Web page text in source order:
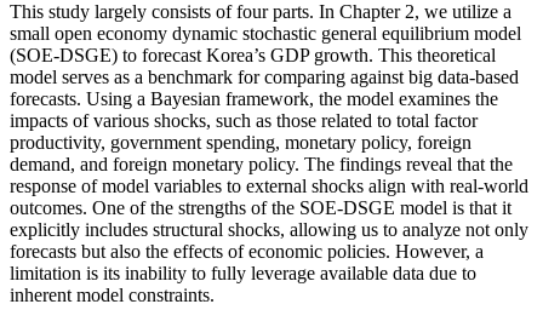
This study largely consists of four parts. In Chapter 2, we utilize a
small open economy dynamic stochastic general equilibrium model
(SOE-DSGE) to forecast Korea’s GDP growth. This theoretical
model serves as a benchmark for comparing against big data-based
forecasts. Using a Bayesian framework, the model examines the
impacts of various shocks, such as those related to total factor
productivity, government spending, monetary policy, foreign
demand, and foreign monetary policy. The findings reveal that the
response of model variables to external shocks align with real-world
outcomes. One of the strengths of the SOE-DSGE model is that it
explicitly includes structural shocks, allowing us to analyze not only
forecasts but also the effects of economic policies. However, a
limitation is its inability to fully leverage available data due to
inherent model constraints.